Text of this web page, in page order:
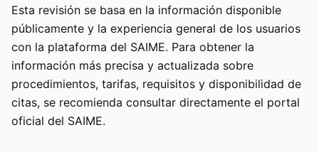
Esta revisión se basa en la información disponible
públicamente y la experiencia general de los usuarios
con la plataforma del SAIME. Para obtener la
información más precisa y actualizada sobre
procedimientos, tarifas, requisitos y disponibilidad de
citas, se recomienda consultar directamente el portal
oficial del SAIME.